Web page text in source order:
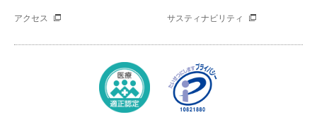
アクセス サスティナビリティ